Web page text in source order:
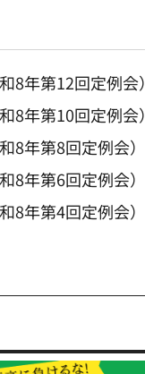
8年第12回定例会）
8年第10回定例会）
8年第8回定例会）
8年第6回定例会）
8年第4回定例会）